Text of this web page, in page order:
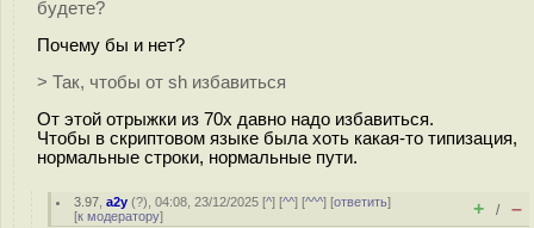
будете?
Почему бы и нет?
> Так, чтобы от sh избавиться
От этой отрыжки из 70х давно надо избавиться.
Чтобы в скриптовом языке была хоть какая-то типизация,
нормальные строки, нормальные пути.
3.97 ,a2y (?), 04:08, 23/12/2025 [^] [^^] [^^^] [ответить]
[к модератору] + / –